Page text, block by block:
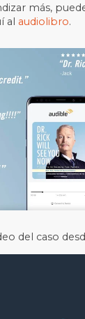
más,
al audiolibro.
del caso